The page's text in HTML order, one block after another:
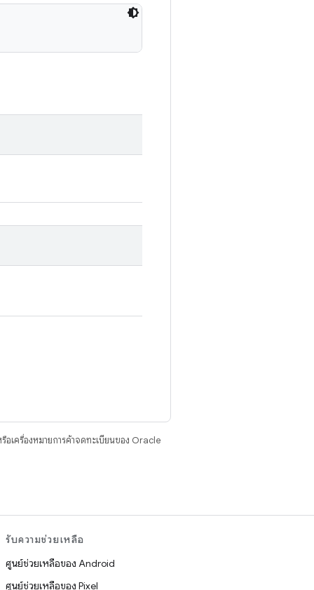
อเครื่องหมายการค้าจดทะเบียนของ Oracle
รับความช่วยเหลือ
ศูนย์ช่วยเหลือของ Android
ศูนย์ช่วยเหลือของ Pixel